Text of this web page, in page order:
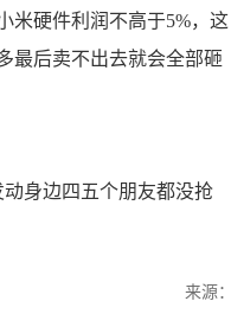
米硬件利润不高于5%，这
最后卖不出去就会全部砸
身边四五个朋友都没抢
来源：